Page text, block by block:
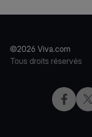
©2026 Viva.com
Tous droits réservés
Facebook
X